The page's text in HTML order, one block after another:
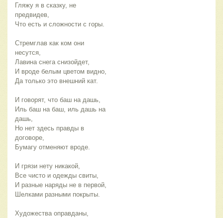
Гляжу я в сказку, не
предвидев,
Что есть и сложности с горы.
Стремглав как ком они
несутся,
Лавина снега снизойдет,
И вроде белым цветом видно,
Да только это внешний кат.
И говорят, что баш на дашь,
Иль баш на баш, иль дашь на
дашь,
Но нет здесь правды в
договоре,
Бумагу отменяют вроде.
И грязи нету никакой,
Все чисто и одежды свиты,
И разные наряды не в первой,
Шелками разными покрыты.
Художества оправданы,